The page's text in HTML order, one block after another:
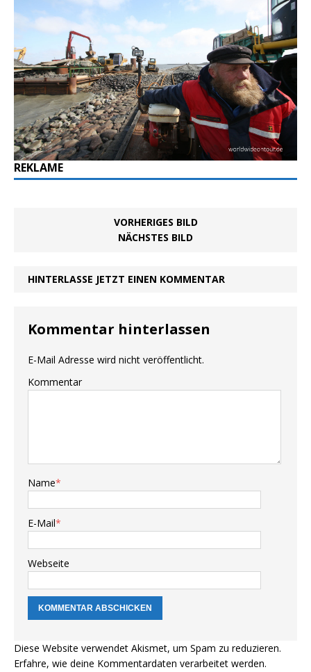
REKLAME
VORHERIGES BILD
NÄCHSTES BILD
HINTERLASSE JETZT EINEN KOMMENTAR
Kommentar hinterlassen
E-Mail Adresse wird nicht veröffentlicht.
Kommentar
Name*
E-Mail*
Webseite
Diese Website verwendet Akismet, um Spam zu reduzieren.
Erfahre, wie deine Kommentardaten verarbeitet werden.